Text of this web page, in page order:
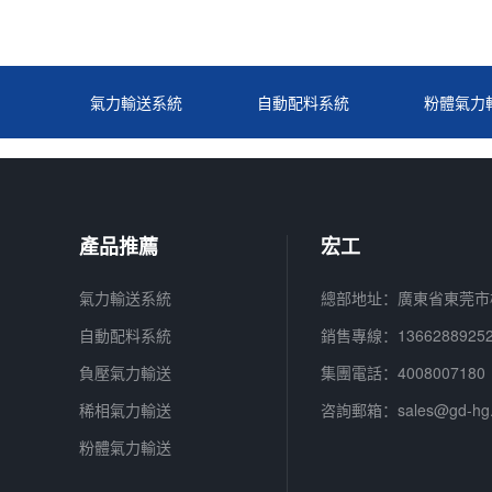
氣力輸送系統 自動配料系統 粉體氣力
產品推薦
氣力輸送系統
自動配料系統
負壓氣力輸送
稀相氣力輸送
粉體氣力輸送
宏工
總部地址：廣東省東莞
銷售專線：
集團電話： 4008007180
咨詢郵箱： sales@gd-